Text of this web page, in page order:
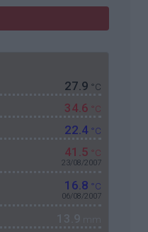
27.9 °C
34.6 °C
22.4 °C
41.5 °C
23/08/2007
16.8 °C
06/08/2007
13.9 mm